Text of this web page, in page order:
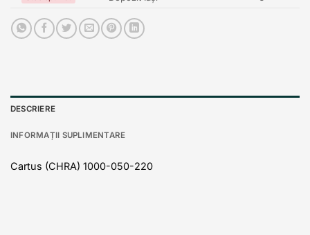
DESCRIERE
INFORMAȚII SUPLIMENTARE
Cartus (CHRA) 1000-050-220